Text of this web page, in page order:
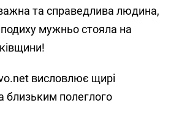
та справедлива людина,
мужньо стояла на
висловлює щирі
близьким полеглого